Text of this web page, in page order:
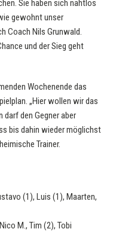
Sie haben sich nahtlos
gewohnt unser
Coach Nils Grunwald.
und der Sieg geht
Wochenende das
„Hier wollen wir das
den Gegner aber
bis dahin wieder möglichst
Trainer.
(1), Luis (1), Maarten,
M., Tim (2), Tobi